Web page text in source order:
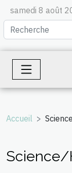
samedi 8 août
Accueil
Science/